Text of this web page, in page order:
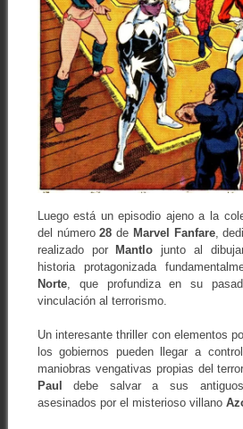
Luego está un episodio ajeno a la
del número28 de Marvel Fanfare,
realizado por
Mantlo junto al
historia protagonizada
Norte, que profundiza en su
vinculación al terrorismo.
Un interesante thriller con elementos
los gobiernos pueden llegar a
maniobras vengativas propias del
Paul
debe salvar a sus
asesinados por el misterioso villano